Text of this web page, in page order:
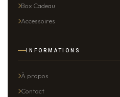
Box Cadeau
Accessoires
INFORMATIONS
À propos
Contact